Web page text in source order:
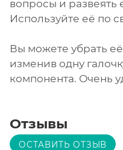
вопросы и развеять
Используйте её по
Вы можете убрать
изменив одну
компонента. Очень
Отзывы
ОСТАВИТЬ ОТЗЫВ